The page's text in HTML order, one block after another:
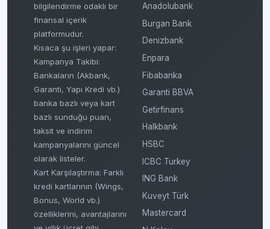
bilgilendirme odaklı bir
finansal içerik
platformudur.
Kısaca şu işleri yapar:
Kampanya Takibi:
Bankaların (Akbank,
Garanti, Yapı Kredi vb.)
banka bazlı veya kart
bazlı sunduğu puan,
taksit ve indirim
kampanyalarını güncel
olarak listeler.
Kart Karşılaştırma: Farklı
kredi kartlarının (Wings,
Bonus, World vb.)
özelliklerini, avantajlarını
Anadolubank
Burgan Bank
Denizbank
Enpara
Fibabanka
Garanti BBVA
Getirfinans
Halkbank
HSBC
ICBC Turkey
ING Bank
Kuveyt Türk
Mastercard